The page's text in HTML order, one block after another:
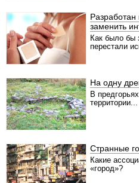
заменить
Как было бы
перестали
На одну
В
территории...
Странные
Какие
«город»?